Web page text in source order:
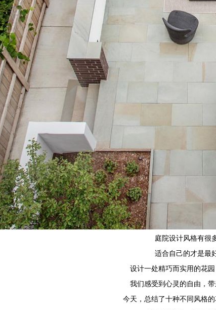
庭院设计风格有很
适合自己的才是最
设计一处精巧而实用的花
我们感受到心灵的自由，
今天，总结了十种不同风格